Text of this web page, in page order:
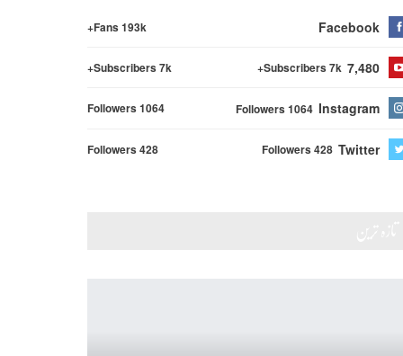
Facebook
Fans 193k+
7,480
Subscribers 7k+
Subscribers 7k+
Instagram
Followers 1064
Followers 1064
Twitter
Followers 428
Followers 428